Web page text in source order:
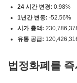
24 시간 변경: 0.98%
1년간 변동: -52.56%
시가 총액:
유통 공급:
법정화폐를